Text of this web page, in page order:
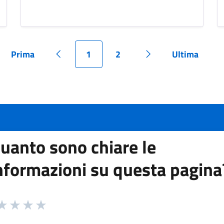
Pagina
Prima
Pagina precedente
Pagina
1
Pagina
2
Pagina successiva
Pagina
Ultima
sono chiare le
su questa
da 1 a 5 stelle la pagina